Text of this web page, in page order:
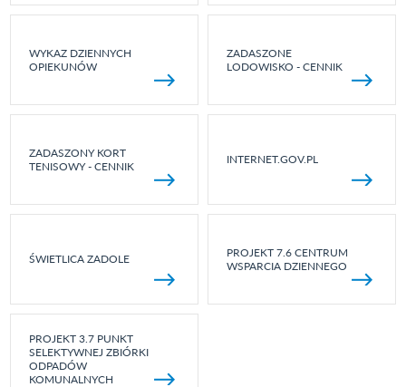
WYKAZ DZIENNYCH
OPIEKUNÓW
ZADASZONE
LODOWISKO - CENNIK
ZADASZONY KORT
TENISOWY - CENNIK
INTERNET.GOV.PL
ŚWIETLICA ZADOLE
PROJEKT 7.6 CENTRUM
WSPARCIA DZIENNEGO
PROJEKT 3.7 PUNKT
SELEKTYWNEJ ZBIÓRKI
ODPADÓW
KOMUNALNYCH